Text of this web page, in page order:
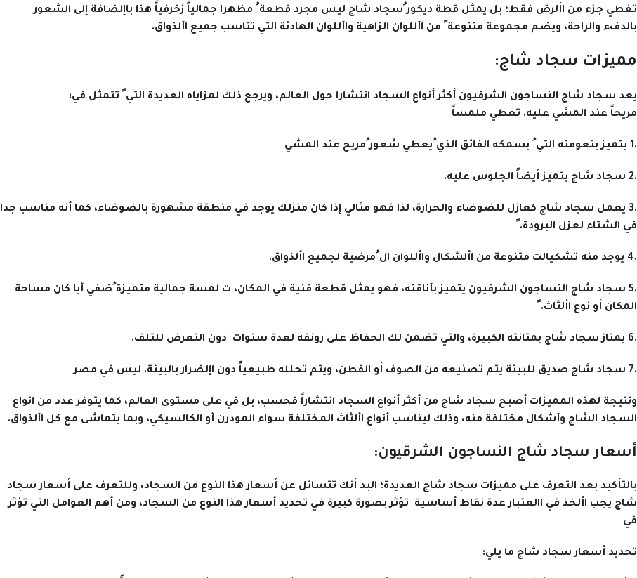
تغطي جزء من األرض فقط؛ بل يمثل قطة ديكور ُسجاد شاج ليس مجرد قطعة ُ مظهرا جمالياً زخرفياً هذا باإلضافة إلى الشعور
بالدفء والراحة، ويضم مجموعة متنوعة ً من األلوان الزاهية واأللوان الهادئة التي تناسب جميع األذواق.
مميزات سجاد شاج:
يعد سجاد شاج النساجون الشرقيون أكثر أنواع السجاد انتشارا حول العالم، ويرجع ذلك لمزاياه العديدة التي ً تتمثل في:
ُمريحاً عند المشي عليه. تعطي ملمساً
.1 يتميز بنعومته التي ُ بسمكه الفائق الذي ُيعطي شعور ُمريح عند المشي
.2 سجاد شاج يتميز أيضاً الجلوس عليه.
.3 يعمل سجاد شاج كعازل للضوضاء والحرارة، لذا فهو مثالي إذا كان منزلك يوجد في منطقة مشهورة بالضوضاء، كما أنه مناسب جدا
في الشتاء لعزل البرودة. ً
.4 يوجد منه تشكيالت متنوعة من األشكال واأللوان ال ُمرضية لجميع األذواق.
.5 سجاد شاج النساجون الشرقيون يتميز بأناقته، فهو يمثل قطعة فنية في المكان، ت لمسة جمالية متميزة ُضفي أيا كان مساحة
المكان أو نوع األثاث. ً
.6 يمتاز سجاد شاج بمتانته الكبيرة، والتي تضمن لك الحفاظ على رونقه لعدة سنوات دون التعرض للتلف.
.7 سجاد شاج صديق للبيئة يتم تصنيعه من الصوف أو القطن، ويتم تحلله طبيعياً دون اإلضرار بالبيئة. ليس في مصر
ونتيجة لهذه المميزات أصبح سجاد شاج من أكثر أنواع السجاد انتشاراً فحسب، بل في على مستوى العالم، كما يتوفر عدد من انواع
السجاد الشاج وأشكال مختلفة منه، وذلك ليناسب أنواع األثاث المختلفة سواء المودرن أو الكالسيكي، وبما يتماشى مع كل األذواق.
أسعار سجاد شاج النساجون الشرقيون:
بالتأكيد بعد التعرف على مميزات سجاد شاج العديدة؛ البد أنك تتسائل عن أسعار هذا النوع من السجاد، وللتعرف على أسعار سجاد
شاج يجب األخذ في االعتبار عدة نقاط أساسية تؤثر بصورة كبيرة في تحديد أسعار هذا النوع من السجاد، ومن أهم العوامل التي تؤثر
في
تحديد أسعار سجاد شاج ما يلي: